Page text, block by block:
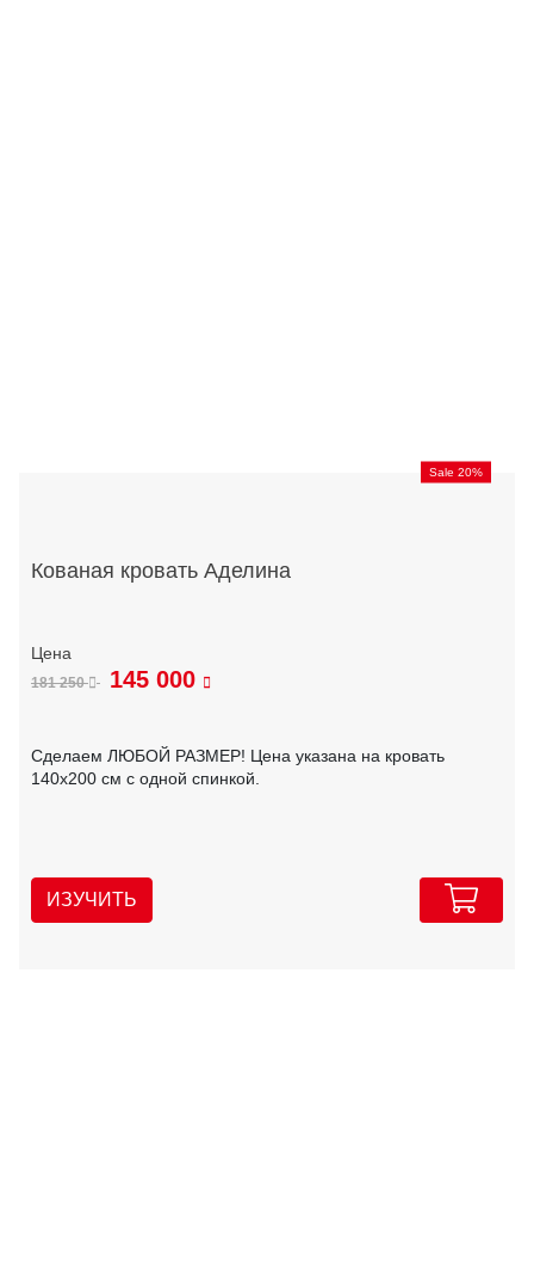
Sale 20%
Кованая кровать Аделина
181 250 145 000
Сделаем ЛЮБОЙ РАЗМЕР! Цена указана на кровать
140х200 см с одной спинкой.
ИЗУЧИТЬ